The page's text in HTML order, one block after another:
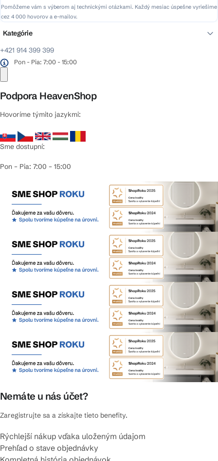
Pomôžeme vám s výberom aj technickými otázkami. Každý mesiac úspešne vyriešime
cez 4 000 hovorov a e-mailov.
+421 914 399 399
Pon - Pia: 7:00 - 15:00
Podpora HeavenShop
Hovoríme týmito jazykmi:
Sme dostupní:
Pon – Pia: 7:00 – 15:00
Nemáte u nás účet?
Zaregistrujte sa a získajte tieto benefity.
Rýchlejší nákup vďaka uloženým údajom
Prehľad o stave objednávky
Kategórie